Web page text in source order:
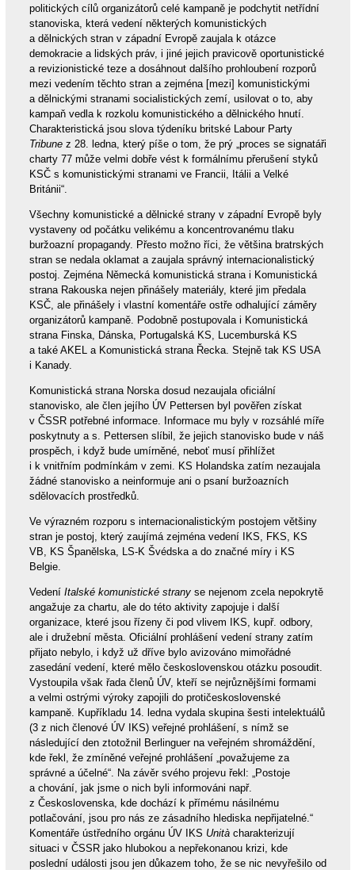
politických cílů organizátorů celé kampaně je podchytit netřídní
stanoviska, která vedení některých komunistických
a dělnických stran v západní Evropě zaujala k otázce
demokracie a lidských práv, i jiné jejich pravicově oportunistické
a revizionistické teze a dosáhnout dalšího prohloubení rozporů
mezi vedením těchto stran a zejména [mezi] komunistickými
a dělnickými stranami socialistických zemí, usilovat o to, aby
kampaň vedla k rozkolu komunistického a dělnického hnutí.
Charakteristická jsou slova týdeníku britské Labour Party
Tribunez 28. ledna, který píše o tom, že prý „proces se signatáři
charty 77 může velmi dobře vést k formálnímu přerušení styků
KSČ s komunistickými stranami ve Francii, Itálii a Velké
Británii“.
Všechny komunistické a dělnické strany v západní Evropě byly
vystaveny od počátku velikému a koncentrovanému tlaku
buržoazní propagandy. Přesto možno říci, že většina bratrských
stran se nedala oklamat a zaujala správný internacionalistický
postoj. Zejména Německá komunistická strana i Komunistická
strana Rakouska nejen přinášely materiály, které jim předala
KSČ, ale přinášely i vlastní komentáře ostře odhalující záměry
organizátorů kampaně. Podobně postupovala i Komunistická
strana Finska, Dánska, Portugalská KS, Lucemburská KS
a také AKEL a Komunistická strana Řecka. Stejně tak KS USA
i Kanady.
Komunistická strana Norska dosud nezaujala oficiální
stanovisko, ale člen jejího ÚV Pettersen byl pověřen získat
v ČSSR potřebné informace. Informace mu byly v rozsáhlé míře
poskytnuty a s. Pettersen slíbil, že jejich stanovisko bude v náš
prospěch, i když bude umírněné, neboť musí přihlížet
i k vnitřním podmínkám v zemi. KS Holandska zatím nezaujala
žádné stanovisko a neinformuje ani o psaní buržoazních
sdělovacích prostředků.
Ve výrazném rozporu s internacionalistickým postojem většiny
stran je postoj, který zaujímá zejména vedení IKS, FKS, KS
VB, KS Španělska, LS-K Švédska a do značné míry i KS
Belgie.
Vedení Italské komunistické stranyse nejenom zcela nepokrytě
angažuje za chartu, ale do této aktivity zapojuje i další
organizace, které jsou řízeny či pod vlivem IKS, kupř. odbory,
ale i družební města. Oficiální prohlášení vedení strany zatím
přijato nebylo, i když už dříve bylo avizováno mimořádné
zasedání vedení, které mělo československou otázku posoudit.
Vystoupila však řada členů ÚV, kteří se nejrůznějšími formami
a velmi ostrými výroky zapojili do protičeskoslovenské
kampaně. Kupříkladu 14. ledna vydala skupina šesti intelektuálů
(3 z nich členové ÚV IKS) veřejné prohlášení, s nímž se
následující den ztotožnil Berlinguer na veřejném shromáždění,
kde řekl, že zmíněné veřejné prohlášení „považujeme za
správné a účelné“. Na závěr svého projevu řekl: „Postoje
a chování, jak jsme o nich byli informováni např.
z Československa, kde dochází k přímému násilnému
potlačování, jsou pro nás ze zásadního hlediska nepřijatelné.“
Komentáře ústředního orgánu ÚV IKS Unitàcharakterizují
situaci v ČSSR jako hlubokou a nepřekonanou krizi, kde
poslední události jsou jen důkazem toho, že se nic nevyřešilo od